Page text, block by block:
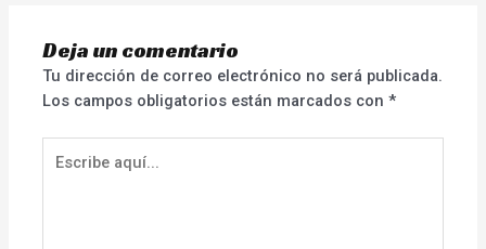
Deja un comentario
Tu dirección de correo electrónico no será publicada.
Los campos obligatorios están marcados con*
aquí...